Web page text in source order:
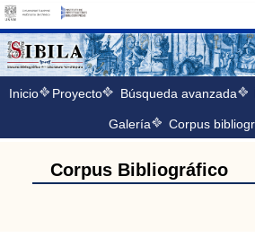
Inicio Proyecto Búsqueda avanzada
Galería Corpus
Corpus Bibliográfico